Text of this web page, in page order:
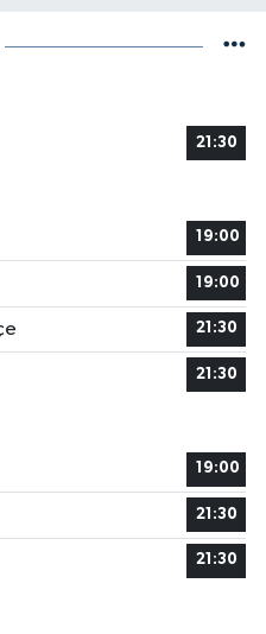
21:30
19:00
19:00
21:30
21:30
19:00
21:30
21:30